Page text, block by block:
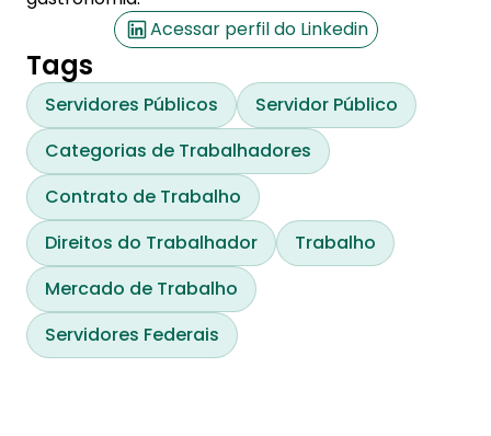
Acessar perfil do Linkedin
Tags
Servidores Públicos
Servidor Público
Categorias de Trabalhadores
Contrato de Trabalho
Direitos do Trabalhador
Trabalho
Mercado de Trabalho
Servidores Federais